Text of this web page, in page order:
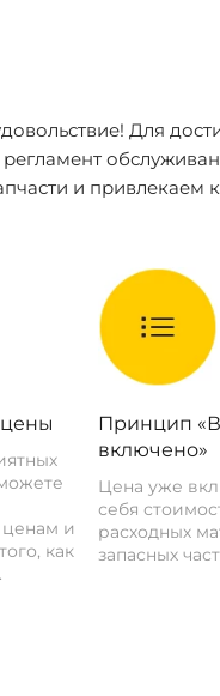
Для
и привлекаем
и
как
Принцип
включено»
Цена уже
себя
расходных
запасных